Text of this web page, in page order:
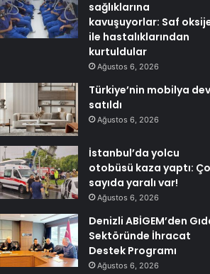
sağlıklarına
kavuşuyorlar: Saf
ile hastalıklarından
kurtuldular
Ağustos 6, 2026
Türkiye’nin mobilya
satıldı
Ağustos 6, 2026
İstanbul’da yolcu
otobüsü kaza yaptı:
sayıda yaralı var!
Ağustos 6, 2026
Denizli ABİGEM’den
Sektöründe İhracat
Destek Programı
Ağustos 6, 2026